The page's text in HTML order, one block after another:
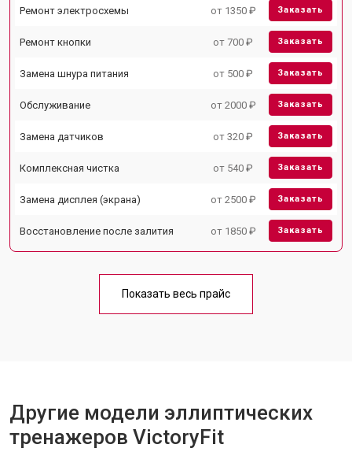
Ремонт электросхемы от 1350 ₽ Заказать
Ремонт кнопки от 700 ₽ Заказать
Замена шнура питания от 500 ₽ Заказать
Обслуживание от 2000 ₽ Заказать
Замена датчиков от 320 ₽ Заказать
Комплексная чистка от 540 ₽ Заказать
Замена дисплея (экрана) от 2500 ₽ Заказать
Восстановление после залития от 1850 ₽ Заказать
Показать весь прайс
Другие модели эллиптических
тренажеров VictoryFit